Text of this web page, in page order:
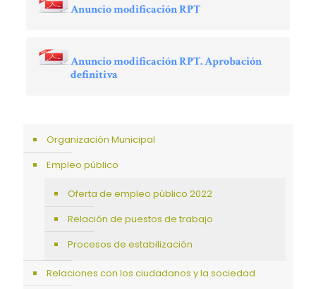
Anuncio modificación RPT
Anuncio modificación RPT. Aprobación
definitiva
Organización Municipal
Empleo público
Oferta de empleo público 2022
Relación de puestos de trabajo
Procesos de estabilización
Relaciones con los ciudadanos y la sociedad